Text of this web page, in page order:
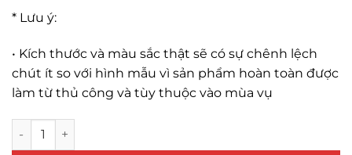
* Lưu ý:
• Kích thước và màu sắc thật sẽ có sự chênh lệch
chút ít so với hình mẫu vì sản phẩm hoàn toàn được
làm từ thủ công và tùy thuộc vào mùa vụ
Hoa cưới hồng Ohara mix sao xanh số lượng